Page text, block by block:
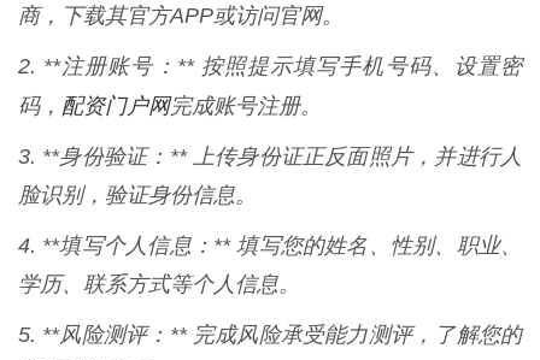
商，下载其官方APP或访问官网。
2. **注册账号：** 按照提示填写手机号码、设置密
码， 配资门户网完成账号注册。
3. **身份验证：** 上传身份证正反面照片，并进行人
脸识别，验证身份信息。
4. **填写个人信息：** 填写您的姓名、性别、职业、
学历、联系方式等个人信息。
5. **风险测评：** 完成风险承受能力测评，了解您的